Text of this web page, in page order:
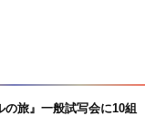
の旅』一般試写会に10組